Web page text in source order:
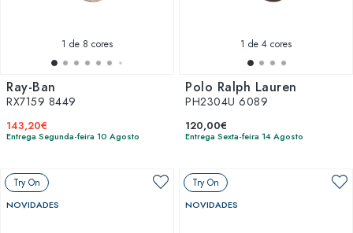
1 de 8 cores
Ray-Ban
RX7159 8449
143,20€
Entrega Segunda-feira 10 Agosto
1 de 4 cores
Polo Ralph Lauren
PH2304U 6089
120,00€
Entrega Sexta-feira 14 Agosto
Try On
NOVIDADES
Try On
NOVIDADES